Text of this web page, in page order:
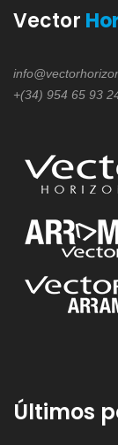
Vector
+(34) 954 65 93
Últimos